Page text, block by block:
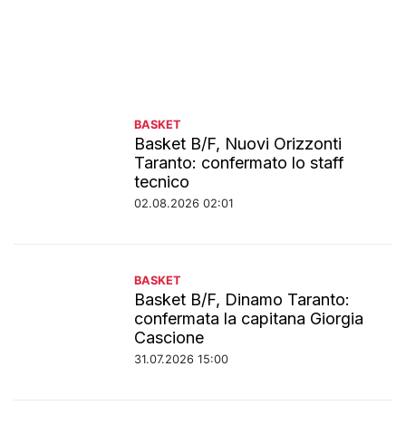
BASKET
Basket B/F, Nuovi Orizzonti
Taranto: confermato lo staff
tecnico
02.08.2026 02:01
BASKET
Basket B/F, Dinamo Taranto:
confermata la capitana Giorgia
Cascione
31.07.2026 15:00